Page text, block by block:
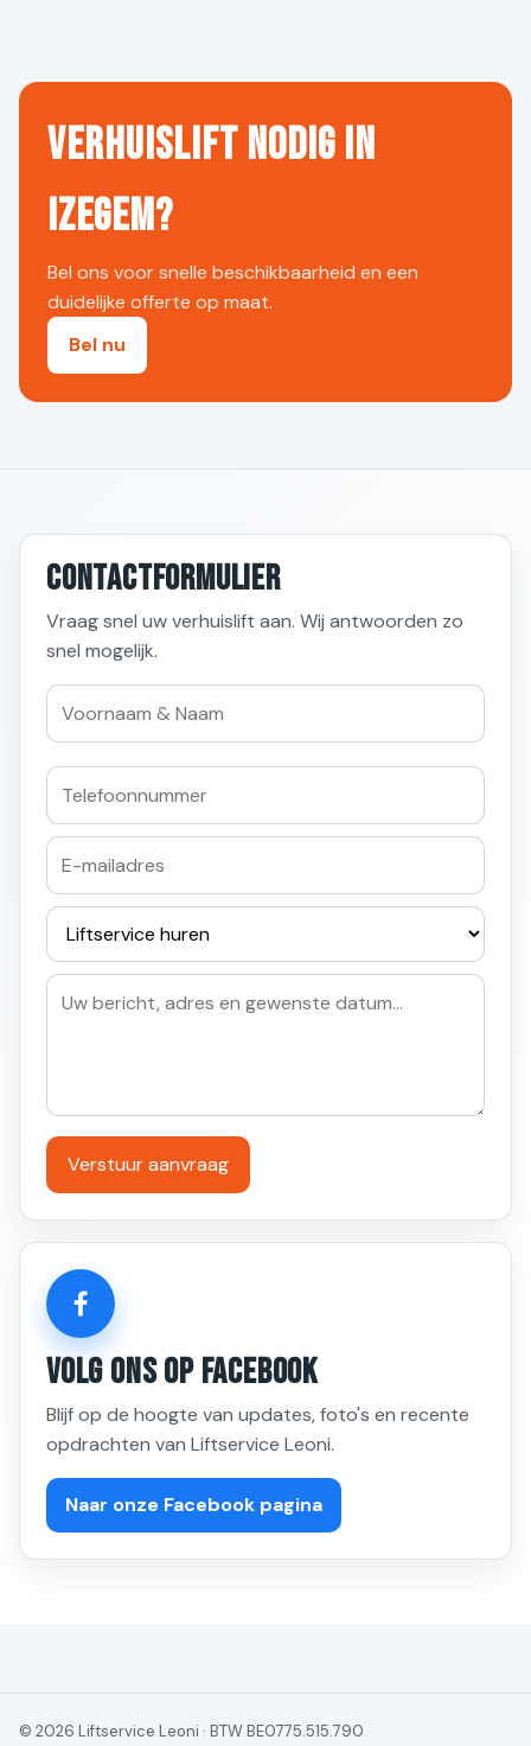
Verhuislift nodig in
Izegem?
Bel ons voor snelle beschikbaarheid en een
duidelijke offerte op maat.
Bel nu
Contactformulier
Vraag snel uw verhuislift aan. Wij antwoorden zo
snel mogelijk.
Verstuur aanvraag
Volg Ons Op Facebook
Blijf op de hoogte van updates, foto's en recente
opdrachten van Liftservice Leoni.
Naar onze Facebook pagina
© 2026 Liftservice Leoni · BTW BE0775.515.790